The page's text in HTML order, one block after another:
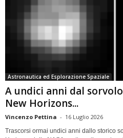
Astronautica ed Esplorazione Spaziale
A undici anni dal
New Horizons...
Vincenzo Pettina - 16 Luglio 2026
Trascorsi ormai undici anni dallo storico